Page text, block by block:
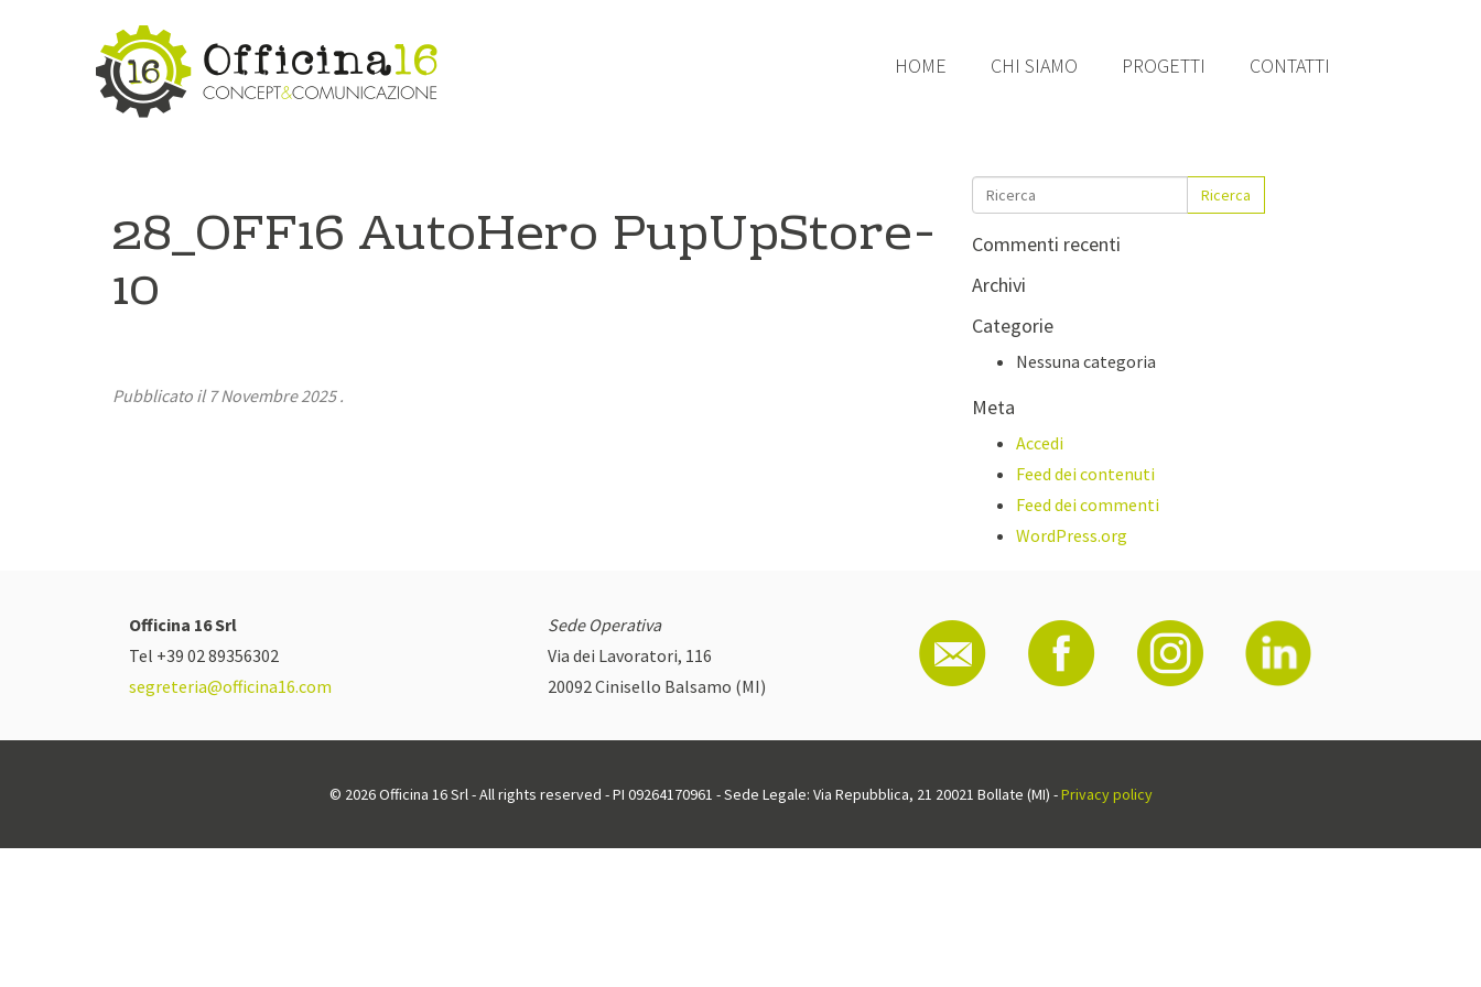
HOME CHI SIAMO PROGETTI CONTATTI
28_OFF16 AutoHero PupUpStore-
10
Pubblicato il 7 Novembre 2025.
Ricerca
Commenti recenti
Archivi
Categorie
Nessuna categoria
Meta
Accedi
Feed dei contenuti
Feed dei commenti
WordPress.org
Officina 16 Srl
Tel +39 02 89356302
segreteria@officina16.com
Sede Operativa
Via dei Lavoratori, 116
20092 Cinisello Balsamo (MI)
© 2026 Officina 16 Srl - All rights reserved - PI 09264170961 - Sede Legale: Via Repubblica, 21 20021 Bollate (MI) -Privacy policy